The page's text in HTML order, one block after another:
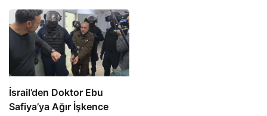
İsrail’den Doktor Ebu
Safiya’ya Ağır İşkence